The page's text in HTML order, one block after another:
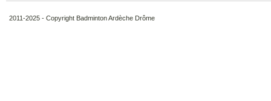
2011-2025 - Copyright Badminton Ardèche Drôme